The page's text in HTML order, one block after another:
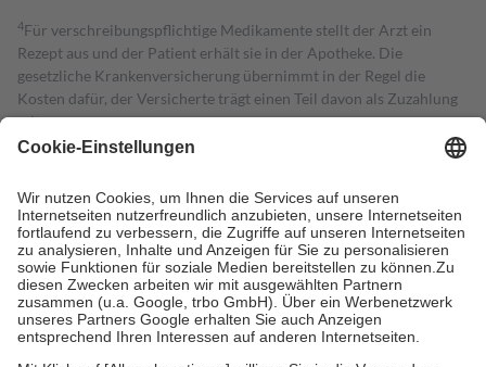
4Für verschreibungspflichtige Medikamente stellt der Arzt ein
Rezept aus und der Patient erhält sie in der Apotheke. Die
gesetzliche Krankenversicherung übernimmt in der Regel die
Kosten dafür, der Versicherte trägt einen Teil davon als Zuzahlung
mit.
Grundsätzlich leisten Mitglieder Zuzahlungen in Höhe von zehn
höchstens zehn Euro.
Es sind jedoch nie mehr als die tatsächlichen
Kosten der Leistung zu entrichten.
Diese Regeln gelten grundsätzlich auch für Online-Apotheken.
Bei Heilmitteln und häuslicher Krankenpflege beträgt die
Zuzahlung zehn Prozent der Kosten sowie zehn Euro je
Verordnung.
Um das Engagement der Versicherten für ihre eigene Gesundheit zu
stärken und die besondere Stellung der Familie zu unterstützen,